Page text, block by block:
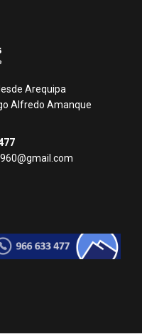
Arequipa
Alfredo Amanque